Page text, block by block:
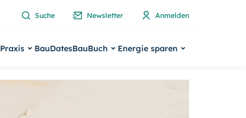
Suche Newsletter Anmelden
Praxis BauDatesBauBuch Energie sparen